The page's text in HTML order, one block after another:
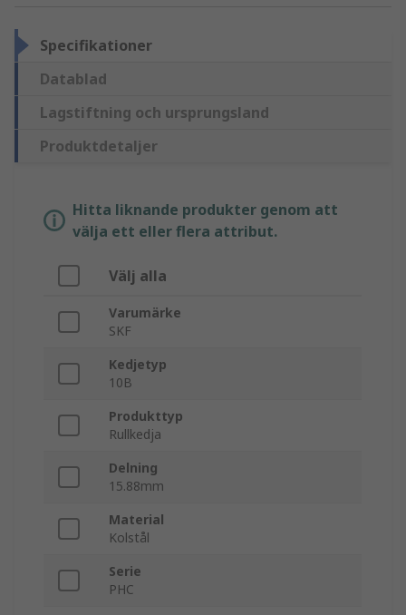
Specifikationer
Datablad
Lagstiftning och ursprungsland
Produktdetaljer
Hitta liknande produkter genom att
välja ett eller flera attribut.
Välj alla
Varumärke
SKF
Kedjetyp
10B
Produkttyp
Rullkedja
Delning
15.88mm
Material
Kolstål
Serie
PHC